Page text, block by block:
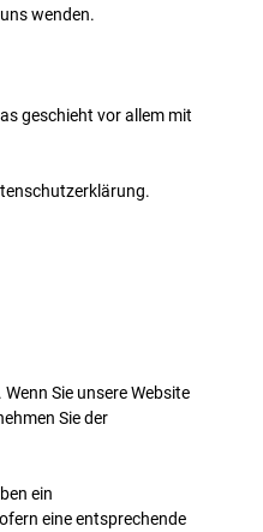
wenden.
geschieht vor allem mit
Sie unsere Website
Sie der
ein
eine entsprechende